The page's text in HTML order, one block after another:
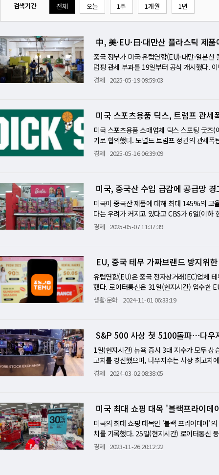
검색기간 전체 오늘 1주 1개월 1년
中, 美·EU·日·대만산 플라스틱 제
중국 정부가 미국·유럽연합(EU)·대만·일본
덤핑 관세 부과를 19일부터 공식 개시했다.
국 상무부는 18일 자사 홈페이지를 통해 "미
만의 포모사플라스틱스는 4.0%, 폴리플라
반덤핑 조사에 따른 최종 조치다. 중국 상무
정한 바 있으며, 이후 수개월간의 후속 조사
혼성중합체는 기계적 강도와 내피로성이 우
자동차 부품, 전기·전자제품, 산업기계, 일상
긴장이 고조되는 가운데 자국 산업 보호를
성도 배제할 수 없다.
경제 2025-05-19 09:59:03
미국 스포츠용품 딕스, 트럼프 관
미국 스포츠용품 소매업체 딕스 스포팅 굿
기로 합의했다. 도널드 트럼프 정권의 관세
격화하고 있는 양상이다. 15일(현지시간) 로
된다. 풋락커는 전세게 20개국에서 쇼핑몰
외에 약 800개에 달하는 대형 매장을 보유하
방침이다. 매출액은 80억 달러(현재 매출액
영향력과 가격협상력 강화를 기대하고 있다.
을 나타냈다. 양사는 트럼프 정권의 관세 영
락했다. 공급망 충격에 따른 비용 증가로 회
나인 나이키가 자사 판매를 강화하겠다는 방
혜주가 될 것이란 분석도 제기된다. 이번 빅
매출의 30~35% 수준까지 확대될 것이란 전
경제 2025-05-16 06:39:09
미국, 중국산 수입 급감에 공급망
미국이 중국산 제품에 대해 최대 145%의 고
다는 우려가 커지고 있다고 CBS가 6일(이하
연될 수 있다는 경고도 나오고 있다. 6일 미
말 쇼핑 시즌을 앞두고 재고 부족과 공급망
품, 생활용품 등의 발주를 줄이고 있다. 특히
제품 의존도 높은 품목 다수 TD 코웬은 관세
지목했다. ◇ 다운(깃털) 제품 미국이 수입하
한다. 다운은 침구류와 아우터 제품에 광범
령의 관세로 비용이 증가함에 따라 미국에
상으로 중국에서 생산하는 제품 수를 줄일
한다. 미국은 마텔의 전 세계 장난감 판매량
원) 상당의 섬유 예술품을 중국에서 수입하
6%를 중국에서 수입(98억 달러, 약 13조
식기류 포크, 나이프, 숟가락 등 금속 식기
의 유리 제품 수입 중 약 30%가 중국산으로
하는 185억 달러(25조 8334억 원) 규모가
비편직 의류 73억 달러(약 10조 1937억 원)
산업 전반으로 번지는 관세 충격 아리엘
경제 2025-05-07 11:37:39
EU, 중국 테무 가짜브랜드 방지위
유럽연합(EU)은 중국 전자상거래(EC)업체
했다. 로이터통신은 31일(현지시간) 입수한
판매방지를 위해 협력하는 그룹에 참가를
통해 확인됐다. 테무측은 참가에 관해 협의
고 말했다. 익명의 업계관계자는 테무의 참
EU집행위는 이날 디지털서비스법(DSA)에
서의 테무 이용자는 9월 시점에서 월간 9200
세대상으로 하는 관세시스템을 활용해 값싼
생활·문화 2024-11-01 06:33:19
S&P 500 사상 첫 5100돌파⋯다우
1일(현지시간) 뉴욕 증시 3대 지수가 모두
고치를 경신했으며, 다우지수는 사상 최고치
25% 각각 상승하며 엔비디아는 시가총액 2
3%) 상승하여 3만9087.38로 마감하며 사
건설장비 캐터필러, 신용카드 비자 등이 상
에어로시스템즈 인수 협상 보도로 2% 약세
룹도 눈에 띄었다. 특히 반도체 인텔, 고객 정
보였다. 시장에서는 지난 2월 21일 반도체
경제 2024-03-02 08:38:05
미국 최대 쇼핑 대목 '블랙프라이
미국의 최대 쇼핑 대목인 '블랙 프라이데이'
치를 기록했다. 25일(현지시간) 로이터통신
한 24일의 미국 소매배출액(인플레 조정전)
경제 2023-11-26 20:12:22